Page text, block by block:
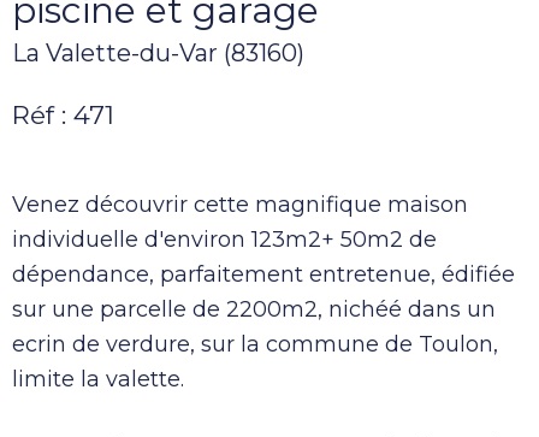
piscine et garage
La Valette-du-Var (83160)
Réf : 471
Venez découvrir cette magnifique maison
individuelle d'environ 123m2+ 50m2 de
dépendance, parfaitement entretenue, édifiée
sur une parcelle de 2200m2, nichéé dans un
ecrin de verdure, sur la commune de Toulon,
limite la valette.